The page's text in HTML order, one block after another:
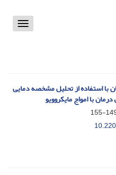
Toggle
استفاده از تحلیل مشخصه دمایی
با امواج مایکروویو
149-